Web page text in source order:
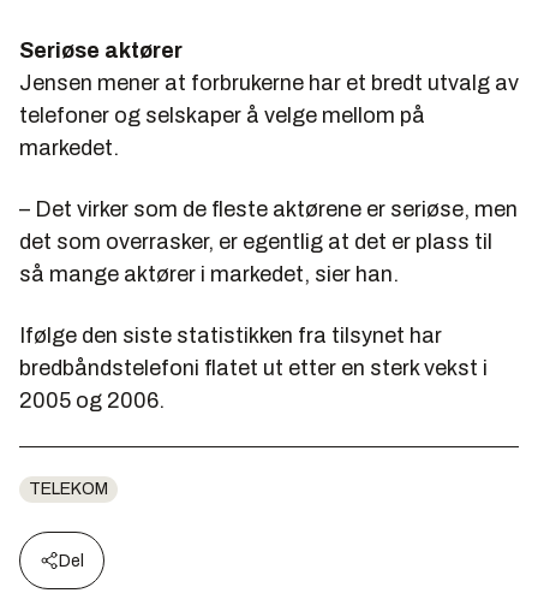
Seriøse aktører
Jensen mener at forbrukerne har et bredt utvalg av
telefoner og selskaper å velge mellom på
markedet.
– Det virker som de fleste aktørene er seriøse, men
det som overrasker, er egentlig at det er plass til
så mange aktører i markedet, sier han.
Ifølge den siste statistikken fra tilsynet har
bredbåndstelefoni flatet ut etter en sterk vekst i
2005 og 2006.
TELEKOM
Del